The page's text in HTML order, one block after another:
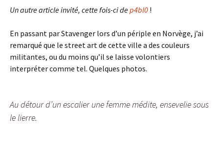
Un autre article invité, cette fois-ci dep4bl0 !
En passant par Stavenger lors d’un périple en Norvège, j’ai
remarqué que le street art de cette ville a des couleurs
militantes, ou du moins qu’il se laisse volontiers
interpréter comme tel. Quelques photos.
Au détour d’un escalier une femme médite, ensevelie sous
le lierre.